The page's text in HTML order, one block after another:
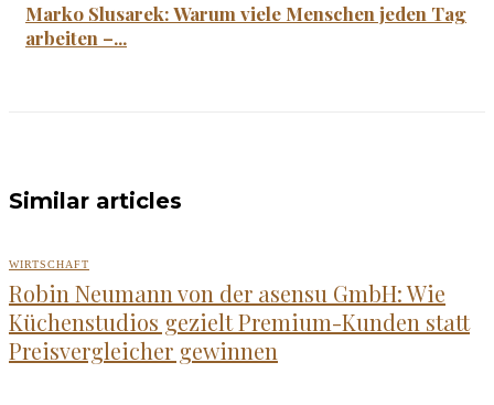
Marko Slusarek: Warum viele Menschen jeden Tag
arbeiten –...
Similar articles
WIRTSCHAFT
Robin Neumann von der asensu GmbH: Wie
Küchenstudios gezielt Premium-Kunden statt
Preisvergleicher gewinnen